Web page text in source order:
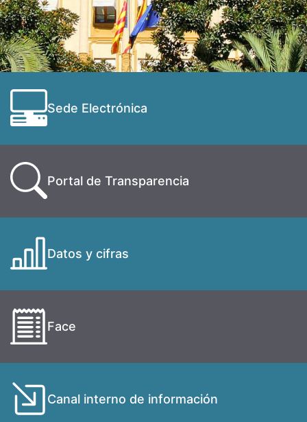
Sede Electrónica
Portal de Transparencia
Datos y cifras
Face
Canal interno de información